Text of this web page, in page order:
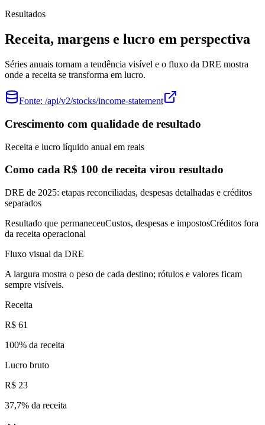
Resultados
Receita, margens e lucro em perspectiva
Séries anuais tornam a tendência visível e o fluxo da DRE mostra
onde a receita se transforma em lucro.
Fonte: /api/v2/stocks/income-statement
Crescimento com qualidade de resultado
Receita e lucro líquido anual em reais
Como cada R$ 100 de receita virou resultado
DRE de 2025: etapas reconciliadas, despesas detalhadas e créditos
separados
Resultado que permaneceuCustos, despesas e impostosCréditos fora
da receita operacional
Fluxo visual da DRE
A largura mostra o peso de cada destino; rótulos e valores ficam
sempre visíveis.
Receita
R$ 61
100% da receita
Lucro bruto
R$ 23
37,7% da receita